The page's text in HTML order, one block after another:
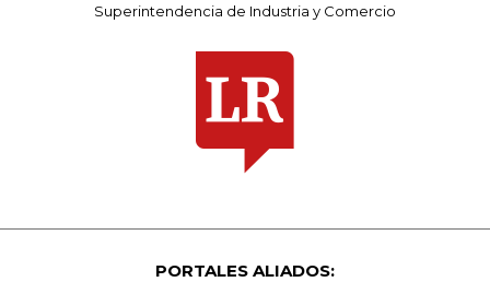
Superintendencia de Industria y Comercio
PORTALES ALIADOS: